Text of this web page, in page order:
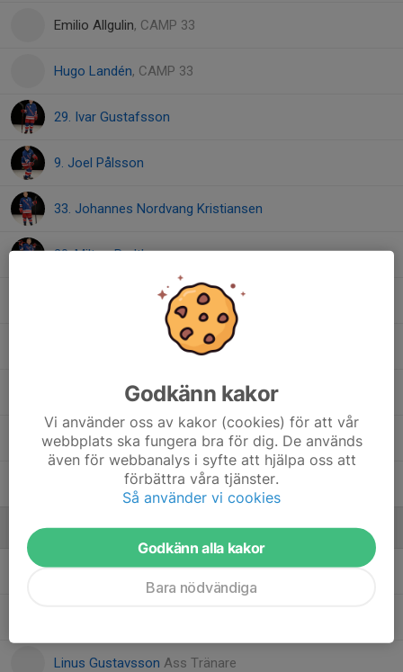
Emilio Allgulin, CAMP 33
Hugo Landén, CAMP 33
29. Ivar Gustafsson
9. Joel Pålsson
33. Johannes Nordvang Kristiansen
20. Milton Radtke
, Eftersäsongscamp
1. Sam Larsson Back
Tage Omland, CAMP 33
17. Vilgot Bäckström
William Holmberg, CAMP 07
Ledare
Johan IsakssonKassör
Linus Gustavsson Ass Tränare
Godkänn kakor
Vi använder oss av kakor (cookies) för att vår
webbplats ska fungera bra för dig. De används
även för webbanalys i syfte att hjälpa oss att
förbättra våra tjänster.
Så använder vi cookies
Godkänn alla kakor
Bara nödvändiga